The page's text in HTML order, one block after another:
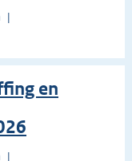
en